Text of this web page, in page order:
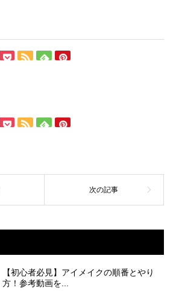
【初心者必見】アイメイクの順番とやり
方！参考動画を...